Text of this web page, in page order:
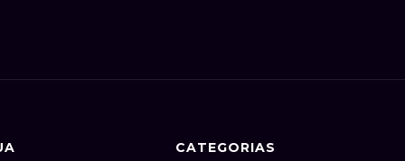
CATEGORIAS